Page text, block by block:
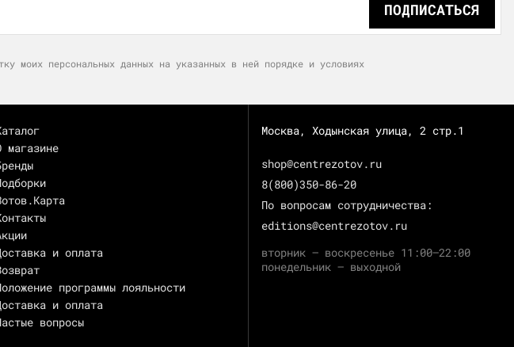
ПОДПИСАТЬСЯ
моих персональных данных на указанных в ней порядке и условиях
магазине
и оплата
программы лояльности
и оплата
вопросы
Москва, Ходынская улица, 2 стр.1
shop@centrezotov.ru
8(800)350-86-20
По вопросам сотрудничества:
editions@centrezotov.ru
вторник — воскресенье 11:00–22:00
понедельник — выходной